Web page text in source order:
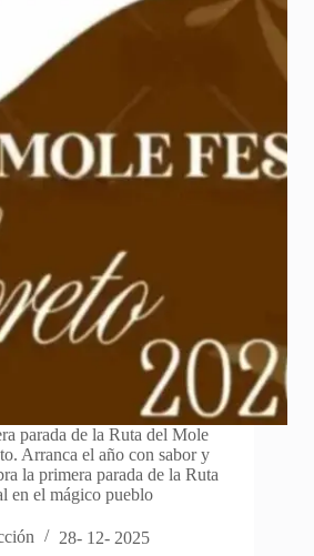
parada de la Ruta del Mole
Arranca el año con sabor y
la primera parada de la Ruta
en el mágico pueblo
28- 12- 2025